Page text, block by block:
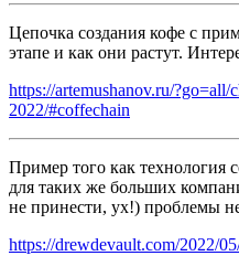
Цепочка создания кофе с
этапе и как они растут.
https://artemushanov.ru/
2022/#coffechain
Пример того как технология
для таких же больших
не принести, ух!) проблемы
https://drewdevault.com/2022/